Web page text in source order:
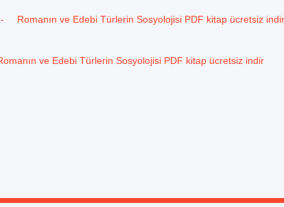
- Romanın ve Edebi Türlerin Sosyolojisi PDF kitap ücretsiz indir
ve Edebi Türlerin Sosyolojisi PDF kitap ücretsiz indir